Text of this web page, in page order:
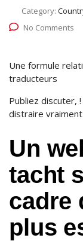
Category:
No Comments
Une formule
traducteurs
Publiez discuter,
distraire
Un
tacht
cadre
plus